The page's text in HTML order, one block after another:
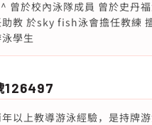
曾於校內泳隊成員 曾於史丹
教 於sky fish泳會擔任教練
學生
126497
以上教導游泳經驗，是持牌